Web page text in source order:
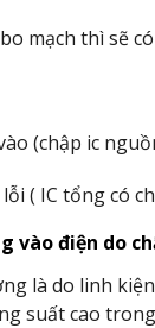
mạch thì sẽ
(chập ic
( IC tổng có
vào điện do
là do linh
suất cao